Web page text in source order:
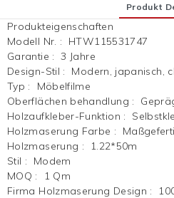
Produkt
Produkteigenschaften
Modell Nr. :
HTW115531747
Garantie : 3 Jahre
Design-Stil :
Modern, japanisch,
Typ :
Möbelfilme
Oberflächen behandlung :
Holzaufkleber-Funktion :
Holzmaserung Farbe :
Holzmaserung :
1.22*50m
Stil :
Modem
MOQ :
1 Qm
Firma Holzmaserung Design :